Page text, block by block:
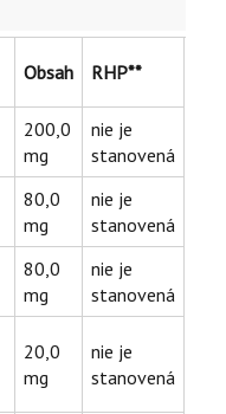
Obsah RHP**
200,0
mg
nie je
stanovená
80,0
mg
nie je
stanovená
80,0
mg
nie je
stanovená
20,0
mg
nie je
stanovená